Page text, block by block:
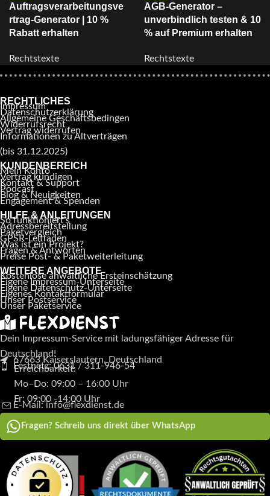
Auftragsverarbeitungsve
rtrag-Generator | 10 %
Rabatt erhalten
Rechtstexte
AGB-Generator –
unverbindlich testen & 10
% auf Premium erhalten
Rechtstexte
RECHTLICHES
Impressum
Datenschutzerklärung
Allgemeine Geschäftsbedingen
Widerrufsrecht
Vertrag widerrufen
Informationen zu Altverträgen
(bis 31.12.2025)
KUNDENBEREICH
Mein Konto
Vertrag kündigen
Kontakt & Support
Podcast
Blog & Neuigkeiten
Engagement & Spenden
HILFE & ANLEITUNGEN
So funktioniert’s
Adressbereitstellung
Paketvergleich
GPSR-Leitfaden
Was ist ein Projekt?
Fragen & Antworten
Preise Post- & Paketweiterleitung
WEITERE ANGEBOTE
Kostenlose anwaltliche Ersteinschätzung
Eigene Impressum-Unterseite
Eigene Datenschutz-Unterseite
Eigenes Kontaktformular
Unser Postservice
Unser Paketservice
Dein Impressum-Service mit ladungsfähiger Adresse für
Deutschland!
67663 Kaiserslautern, Deutschland
Festnetz: 0631 / 311-946-54
Erreichbarkeit:
Mo–Do: 09:00 – 16:00 Uhr
Fr: 09:00 -14:00 Uhr
E-Mail: info@flexdienst.de
Fragen? Schreib uns direkt über WhatsApp